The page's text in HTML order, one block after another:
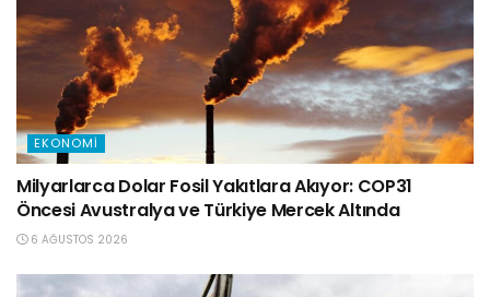
EKONOMI
Milyarlarca Dolar Fosil Yakıtlara Akıyor: COP31
Öncesi Avustralya ve Türkiye Mercek Altında
6 AĞUSTOS 2026